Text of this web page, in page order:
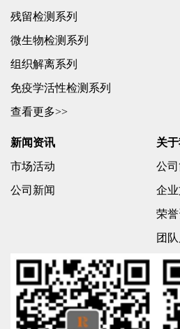
残留检测系列
微生物检测系列
组织解离系列
免疫学活性检测系列
查看更多>>
新闻资讯
市场活动
公司新闻
关
公
企
荣
团